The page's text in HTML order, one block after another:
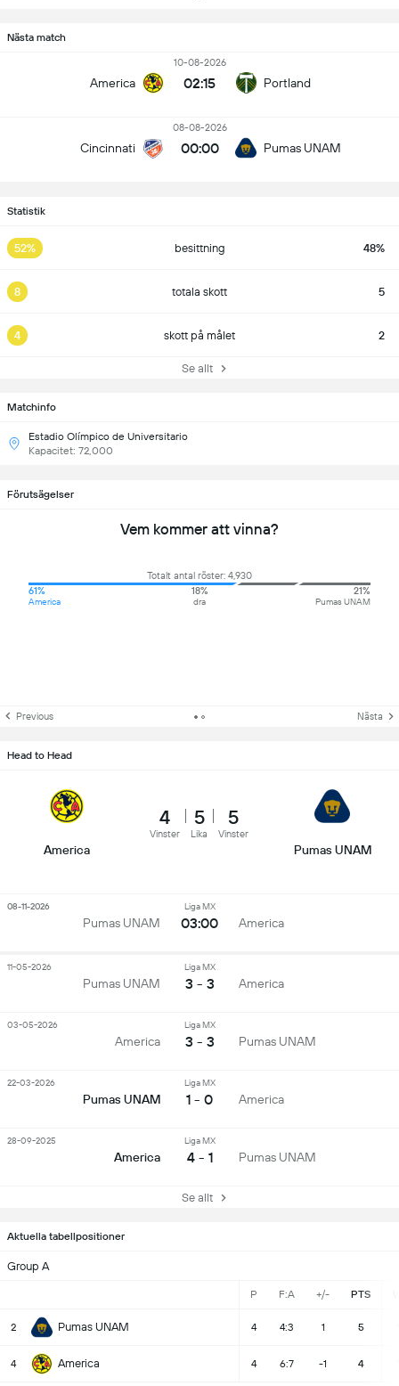
Nästa match
America
10-08-2026
02:15 Portland
Cincinnati
08-08-2026
00:00 Pumas UNAM
Statistik
52% besittning 48%
8 totala skott 5
4 skott på målet 2
Se allt
Aktuella tabellpositioner
Group A
P F:A +/- PTS
2 Pumas UNAM 4 4:3 1 5
4 America 4 6:7 -1 4
Matchinfo
Estadio Olímpico de Universitario
Kapacitet: 72,000
Förutsägelser
Vem kommer att vinna?
Totalt antal röster: 4,930
61%
America
18%
dra
21%
Pumas UNAM
Previous Nästa
Head to Head
America
4
Vinster
5
Lika
5
Vinster
Pumas UNAM
Pumas UNAM
Liga MX
03:00 America
08-11-2026
Pumas UNAM
Liga MX
3 - 3 America
11-05-2026
America
Liga MX
3 - 3 Pumas UNAM
03-05-2026
Pumas UNAM
Liga MX
1 - 0 America
22-03-2026
America
Liga MX
4 - 1 Pumas UNAM
28-09-2025
Se allt